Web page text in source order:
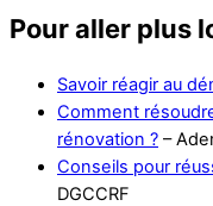
Pour aller plus
Savoir réagir au
Comment
rénovation ? –
Conseils pour
DGCCRF